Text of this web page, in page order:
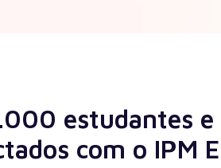
estudantes
com o IPM